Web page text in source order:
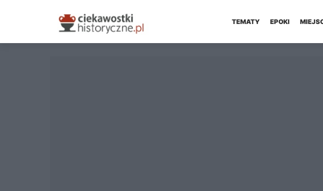
TEMATY EPOKI